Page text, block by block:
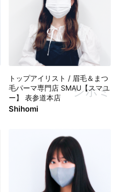
トップアイリスト / 眉毛＆まつ
毛パーマ専門店 SMAU【スマユ
ー】 表参道本店
Shihomi
シホミ